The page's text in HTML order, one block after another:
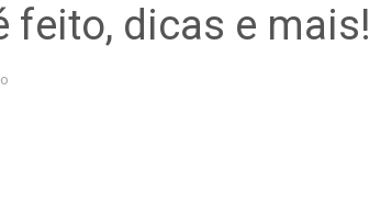
feito, dicas e mais!